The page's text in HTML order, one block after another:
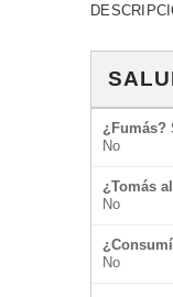
¿Fumás?
No
¿Tomás
No
No